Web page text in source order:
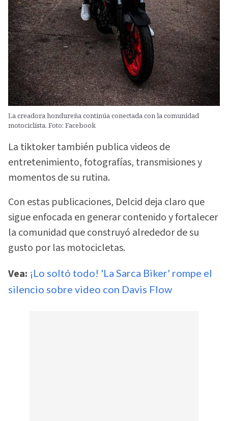
La creadora hondureña continúa conectada con la comunidad
motociclista. Foto: Facebook
La tiktoker también publica videos de
entretenimiento, fotografías, transmisiones y
momentos de su rutina.
Con estas publicaciones, Delcid deja claro que
sigue enfocada en generar contenido y fortalecer
la comunidad que construyó alrededor de su
gusto por las motocicletas.
Vea: ¡Lo soltó todo! 'La Sarca Biker' rompe el
silencio sobre video con Davis Flow